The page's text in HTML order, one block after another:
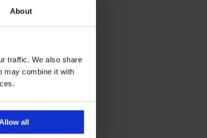
About
traffic. We also share
may combine it with
all